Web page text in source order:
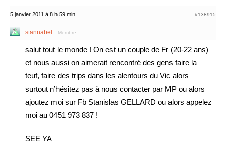
5 janvier 2011 à 8 h 59 min #138915
stannabel Membre
salut tout le monde ! On est un couple de Fr (20-22 ans)
et nous aussi on aimerait rencontré des gens faire la
teuf, faire des trips dans les alentours du Vic alors
surtout n’hésitez pas à nous contacter par MP ou alors
ajoutez moi sur Fb Stanislas GELLARD ou alors appelez
moi au 0451 973 837 !
SEE YA